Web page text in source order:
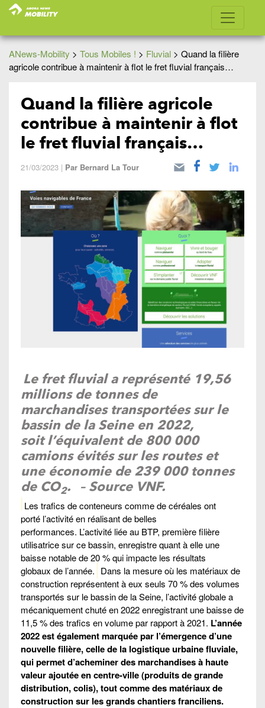
ANews-Mobility > Tous Mobiles ! > Fluvial > Quand la filière
agricole contribue à maintenir à flot le fret fluvial français…
Quand la filière agricole
contribue à maintenir à flot
le fret fluvial français…
21/03/2023 | Par Bernard La Tour
Le fret fluvial a représenté 19,56
millions de tonnes de
marchandises transportées sur le
bassin de la Seine en 2022,
soit l’équivalent de 800 000
camions évités sur les routes et
une économie de 239 000 tonnes
de CO2. – Source VNF.
Les trafics de conteneurs comme de céréales ont
porté l’activité en réalisant de belles
performances. L’activité liée au BTP, première filière
utilisatrice sur ce bassin, enregistre quant à elle une
baisse notable de 20 % qui impacte les résultats
globaux de l’année. Dans la mesure où les matériaux de
construction représentent à eux seuls 70 % des volumes
transportés sur le bassin de la Seine, l’activité globale a
mécaniquement chuté en 2022 enregistrant une baisse de
11,5 % des trafics en volume par rapport à 2021. L’année
2022 est également marquée par l’émergence d’une
nouvelle filière, celle de la logistique urbaine fluviale,
qui permet d’acheminer des marchandises à haute
valeur ajoutée en centre-ville (produits de grande
distribution, colis), tout comme des matériaux de
construction sur les grands chantiers franciliens.